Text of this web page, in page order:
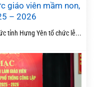
giáo viên mầm non,
– 2026
tỉnh Hưng Yên tổ chức lễ...